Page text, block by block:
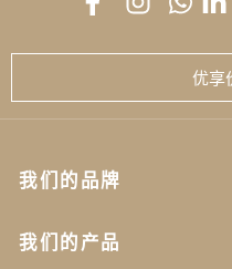
优享
我们的品牌
我们的产品